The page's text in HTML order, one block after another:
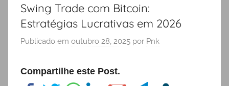
Swing Trade com Bitcoin:
Estratégias Lucrativas em 2026
Publicado em outubro 28, 2025 por Pnk
Compartilhe este Post.